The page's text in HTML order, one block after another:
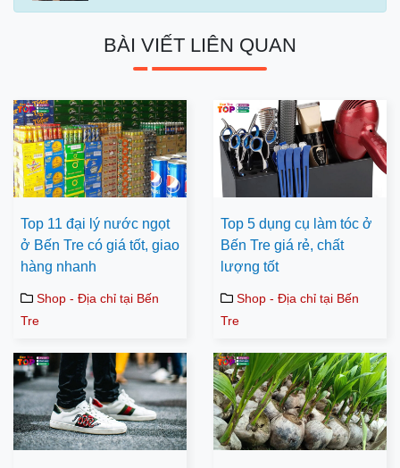
BÀI VIẾT LIÊN QUAN
Top 11 đại lý nước ngọt
ở Bến Tre có giá tốt, giao
hàng nhanh
Shop - Địa chỉ tại Bến
Tre
Top 5 dụng cụ làm tóc ở
Bến Tre giá rẻ, chất
lượng tốt
Shop - Địa chỉ tại Bến
Tre